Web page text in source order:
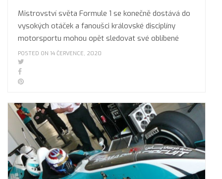
Mistrovství světa Formule 1 se konečně dostává do
vysokých otáček a fanoušci královské disciplíny
motorsportu mohou opět sledovat své oblíbené
POSTED ON 14 ČERVENCE, 2020